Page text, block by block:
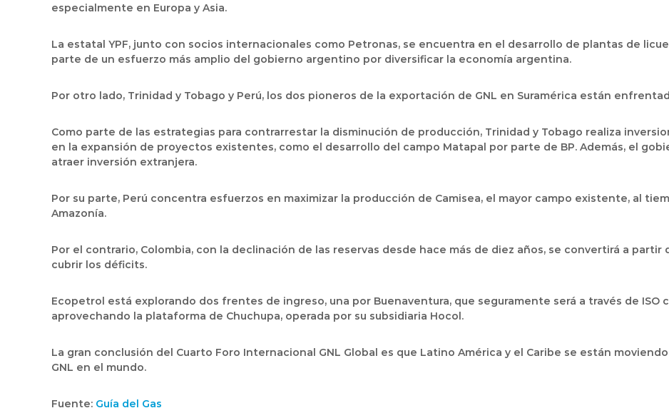
especialmente en Europa y Asia.
La estatal YPF, junto con socios internacionales como Petronas, se encuentra en el desarrollo de plantas de
parte de un esfuerzo más amplio del gobierno argentino por diversificar la economía argentina.
Por otro lado, Trinidad y Tobago y Perú, los dos pioneros de la exportación de GNL en Suramérica están
Como parte de las estrategias para contrarrestar la disminución de producción, Trinidad y Tobago realiza
en la expansión de proyectos existentes, como el desarrollo del campo Matapal por parte de BP. Además, el
atraer inversión extranjera.
Por su parte, Perú concentra esfuerzos en maximizar la producción de Camisea, el mayor campo existente, al
Amazonía.
Por el contrario, Colombia, con la declinación de las reservas desde hace más de diez años, se convertirá a partir
cubrir los déficits.
Ecopetrol está explorando dos frentes de ingreso, una por Buenaventura, que seguramente será a través de ISO
aprovechando la plataforma de Chuchupa, operada por su subsidiaria Hocol.
La gran conclusión del Cuarto Foro Internacional GNL Global es que Latino América y el Caribe se están
GNL en el mundo.
Fuente: Guía del Gas